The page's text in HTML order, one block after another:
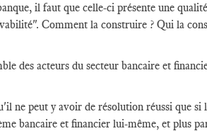
il faut que celle-ci présente une
Comment la construire ? Qui la
des acteurs du secteur bancaire et
ne peut y avoir de résolution réussi que
bancaire et financier lui-même, et plus